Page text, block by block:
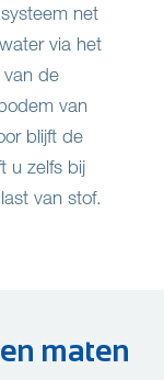
net
via het
de
van
blijft de
u zelfs bij
van stof.
maten